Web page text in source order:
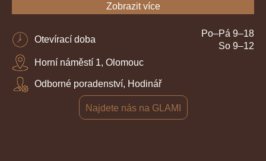
Zobrazit více
Otevírací doba
Po–Pá 9–18
So 9–12
Horní náměstí 1, Olomouc
Odborné poradenství, Hodinář
Najdete nás na GLAMI